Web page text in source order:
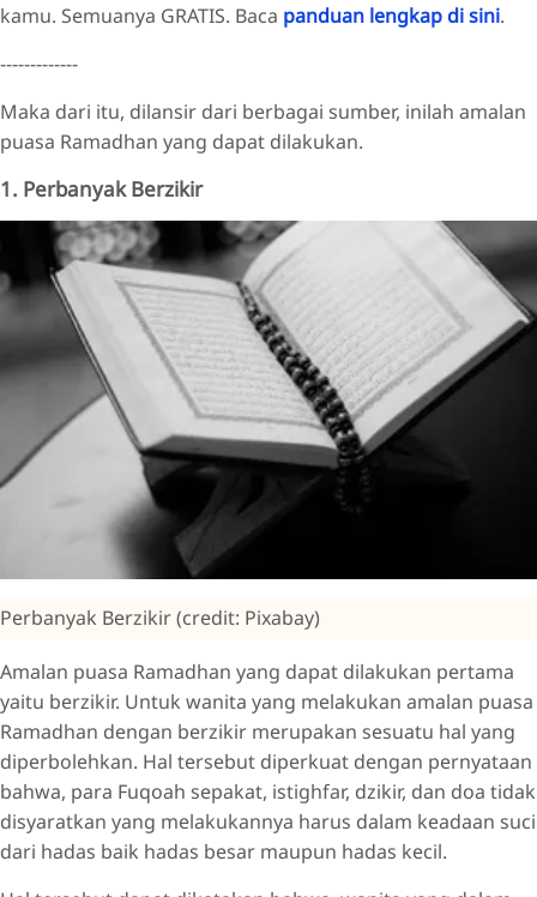
kamu. Semuanya GRATIS. Baca panduan lengkap di sini.
-------------
Maka dari itu, dilansir dari berbagai sumber, inilah amalan
puasa Ramadhan yang dapat dilakukan.
1. Perbanyak Berzikir
Perbanyak Berzikir (credit: Pixabay)
Amalan puasa Ramadhan yang dapat dilakukan pertama
yaitu berzikir. Untuk wanita yang melakukan amalan puasa
Ramadhan dengan berzikir merupakan sesuatu hal yang
diperbolehkan. Hal tersebut diperkuat dengan pernyataan
bahwa, para Fuqoah sepakat, istighfar, dzikir, dan doa tidak
disyaratkan yang melakukannya harus dalam keadaan suci
dari hadas baik hadas besar maupun hadas kecil.